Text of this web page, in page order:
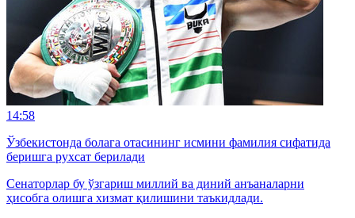
14:58
Ўзбекистонда болага отасининг исмини фамилия сифатида
беришга рухсат берилади
Сенаторлар бу ўзгариш миллий ва диний анъаналарни
ҳисобга олишга хизмат қилишини таъкидлади.